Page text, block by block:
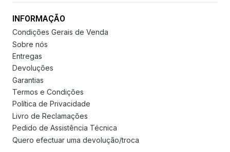
INFORMAÇÃO
Condições Gerais de Venda
Sobre nós
Entregas
Devoluções
Garantias
Termos e Condições
Política de Privacidade
Livro de Reclamações
Pedido de Assistência Técnica
Quero efectuar uma devolução/troca